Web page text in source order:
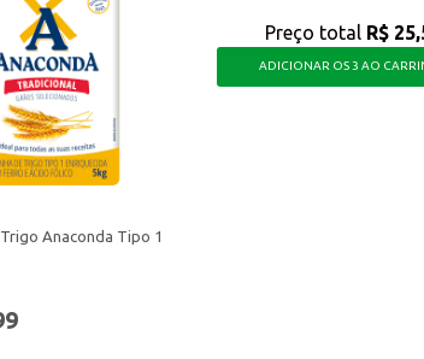
Anaconda Tipo 1
Preço total R$
ADICIONAR OS 3 AO